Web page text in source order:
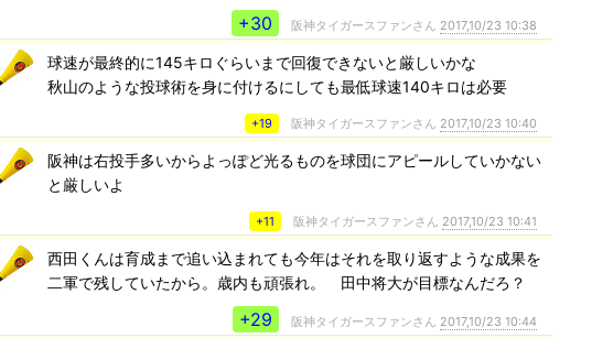
+30 阪神タイガースファンさん 2017,10/23 10:38
球速が最終的に145キロぐらいまで回復できないと厳しいかな
秋山のような投球術を身に付けるにしても最低球速140キロは必要
+19 阪神タイガースファンさん 2017,10/23 10:40
阪神は右投手多いからよっぽど光るものを球団にアピールしていかない
と厳しいよ
+11 阪神タイガースファンさん 2017,10/23 10:41
西田くんは育成まで追い込まれても今年はそれを取り返すような成果を
二軍で残していたから。歳内も頑張れ。 田中将大が目標なんだろ？
+29 阪神タイガースファンさん 2017,10/23 10:44